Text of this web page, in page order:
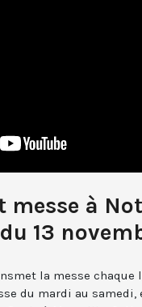
messe à
13
la messe chaque
du mardi au